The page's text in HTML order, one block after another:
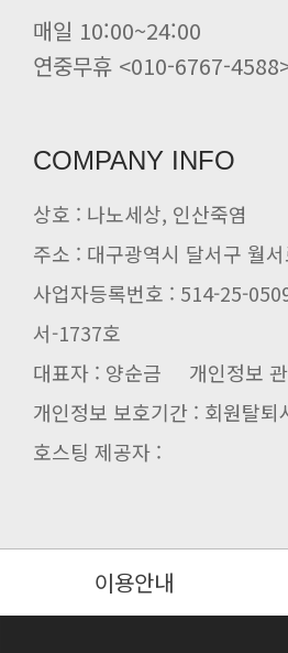
죽염두유
매일 10:00~24:00
연중무휴 <010-6767-
COMPANY INFO
상호 : 나노세상, 인산죽염
주소 : 대구광역시 달서구 월
사업자등록번호 : 514-25-
서-1737호
대표자 : 양순금 개인정보 관
개인정보 보호기간 : 회원탈퇴
호스팅 제공자 :
이용안내